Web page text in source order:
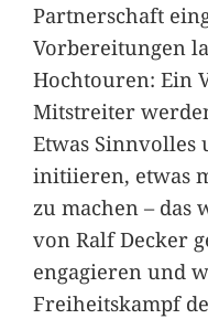
Partnerschaft
Vorbereitungen
Hochtouren: Ein
Mitstreiter
Etwas Sinnvolles
initiieren, etwas
zu machen – das
von Ralf Decker
engagieren und
Freiheitskampf